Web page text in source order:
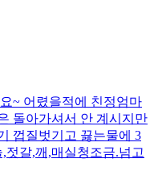
~ 어렸을적에 친정엄마
돌아가셔서 안 계시지만
껍질벗기고 끓는물에 3
젓갈,깨,매실청조금.넘고